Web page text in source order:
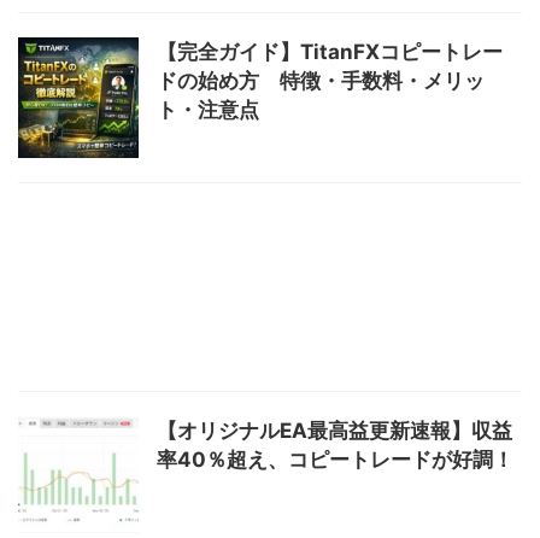
【完全ガイド】TitanFXコピートレー
ドの始め方 特徴・手数料・メリッ
ト・注意点
【オリジナルEA最高益更新速報】収益
率40％超え、コピートレードが好調！